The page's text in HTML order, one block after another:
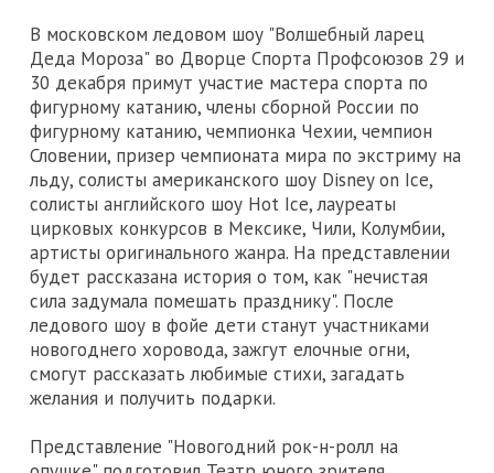
В московском ледовом шоу "Волшебный ларец
Деда Мороза" во Дворце Спорта Профсоюзов 29 и
30 декабря примут участие мастера спорта по
фигурному катанию, члены сборной России по
фигурному катанию, чемпионка Чехии, чемпион
Словении, призер чемпионата мира по экстриму на
льду, солисты американского шоу Disney on Ice,
солисты английского шоу Hot Ice, лауреаты
цирковых конкурсов в Мексике, Чили, Колумбии,
артисты оригинального жанра. На представлении
будет рассказана история о том, как "нечистая
сила задумала помешать празднику". После
ледового шоу в фойе дети станут участниками
новогоднего хоровода, зажгут елочные огни,
смогут рассказать любимые стихи, загадать
желания и получить подарки.
Представление "Новогодний рок-н-ролл на